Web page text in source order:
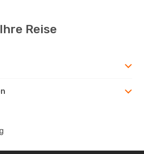
Reise